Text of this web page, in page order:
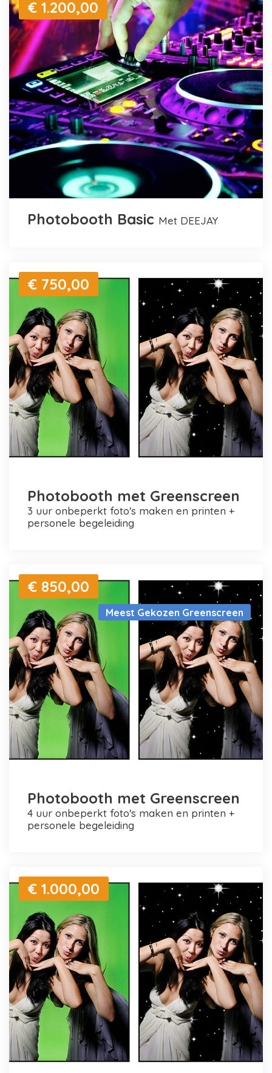
€ 1.200,00
Photobooth Basic met DEEJAY
€ 750,00
Photobooth met Greenscreen
3 uur onbeperkt foto's maken en printen +
personele begeleiding
Meest Gekozen Greenscreen
€ 850,00
Photobooth met Greenscreen
4 uur onbeperkt foto's maken en printen +
personele begeleiding
€ 1.000,00